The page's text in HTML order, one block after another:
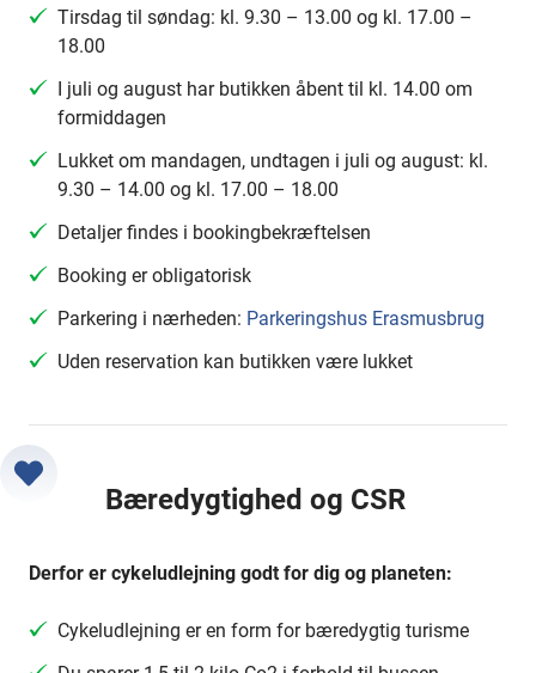
Tirsdag til søndag: kl. 9.30 – 13.00 og kl. 17.00 –
18.00
I juli og august har butikken åbent til kl. 14.00 om
formiddagen
Lukket om mandagen, undtagen i juli og august: kl.
9.30 – 14.00 og kl. 17.00 – 18.00
Detaljer findes i bookingbekræftelsen
Booking er obligatorisk
Parkering i nærheden: Parkeringshus Erasmusbrug
Uden reservation kan butikken være lukket
Bæredygtighed og CSR
Derfor er cykeludlejning godt for dig og planeten:
Cykeludlejning er en form for bæredygtig turisme